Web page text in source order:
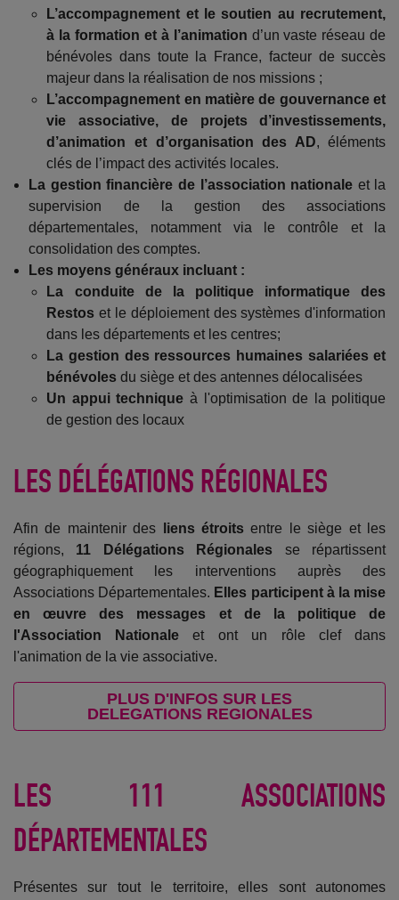
L’accompagnement et le soutien au recrutement,
à la formation et à l’animation d’un vaste réseau de
bénévoles dans toute la France, facteur de succès
majeur dans la réalisation de nos missions ;
L’accompagnement en matière de gouvernance et
vie associative, de projets d’investissements,
d’animation et d’organisation des AD, éléments
clés de l’impact des activités locales.
La gestion financière de l’association nationale et la
supervision de la gestion des associations
départementales, notamment via le contrôle et la
consolidation des comptes.
Les moyens généraux incluant :
La conduite de la politique informatique des
Restos et le déploiement des systèmes d'information
dans les départements et les centres;
La gestion des ressources humaines salariées et
bénévolesdu siège et des antennes délocalisées
Un appui techniqueà l'optimisation de la politique
de gestion des locaux
LES DÉLÉGATIONS RÉGIONALES
Afin de maintenir des liens étroits entre le siège et les
régions, 11 Délégations Régionales se répartissent
géographiquement les interventions auprès des
Associations Départementales. Elles participent à la mise
en œuvre des messages et de la politique de
l'Association Nationaleet ont un rôle clef dans
l'animation de la vie associative.
PLUS D'INFOS SUR LES
DELEGATIONS REGIONALES
LES 111 ASSOCIATIONS
DÉPARTEMENTALES
Présentes sur tout le territoire, elles sont autonomes